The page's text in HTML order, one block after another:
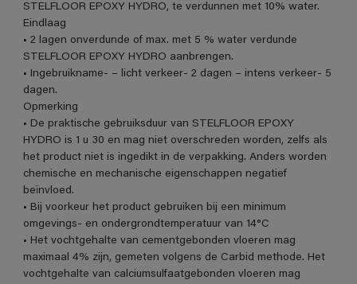
STELFLOOR EPOXY HYDRO, te verdunnen met 10% water.
Eindlaag
• 2 lagen onverdunde of max. met 5 % water verdunde
STELFLOOR EPOXY HYDRO aanbrengen.
• Ingebruikname- – licht verkeer- 2 dagen – intens verkeer- 5
dagen.
Opmerking
• De praktische gebruiksduur van STELFLOOR EPOXY
HYDRO is 1 u 30 en mag niet overschreden worden, zelfs als
het product niet is ingedikt in de verpakking. Anders worden
chemische en mechanische eigenschappen negatief
beïnvloed.
• Bij voorkeur het product gebruiken bij een minimum
omgevings- en ondergrondtemperatuur van 14°C
• Het vochtgehalte van cementgebonden vloeren mag
maximaal 4% zijn, gemeten volgens de Carbid methode. Het
vochtgehalte van calciumsulfaatgebonden vloeren mag